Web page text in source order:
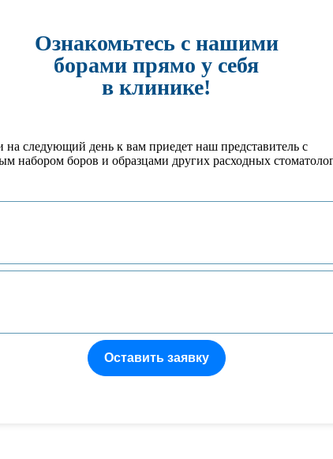
Ознакомьтесь с нашими
борами прямо у себя
в клинике!
на следующий день к вам приедет наш представитель с
набором боров и образцами других расходных
Оставить заявку